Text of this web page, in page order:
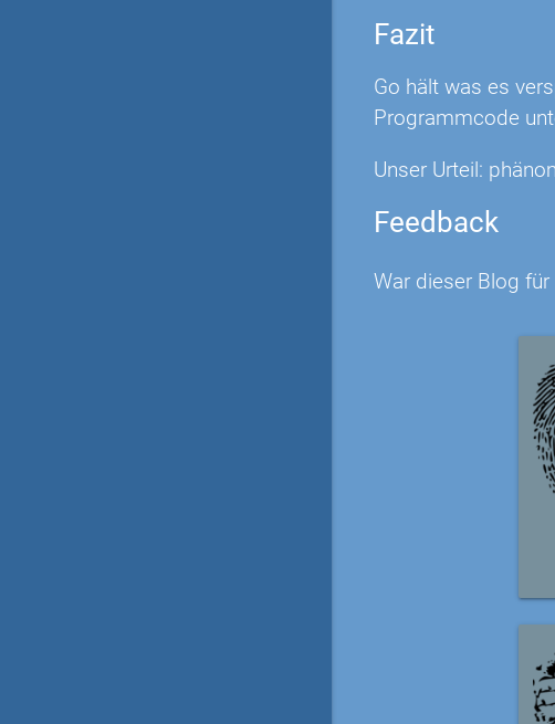
Fazit
Go hält was es
Programmcode
Unser Urteil:
Feedback
War dieser Blog